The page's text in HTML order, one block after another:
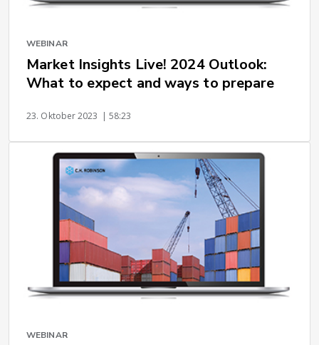
WEBINAR
Market Insights Live! 2024 Outlook:
What to expect and ways to prepare
23. Oktober 2023 | 58:23
WEBINAR